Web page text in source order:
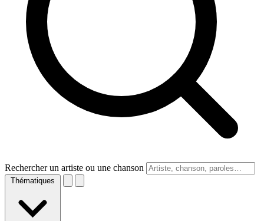
Rechercher un artiste ou une chanson
Thématiques